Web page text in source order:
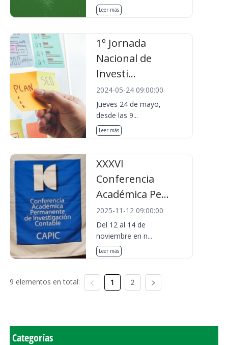
Leer más
1º Jornada
Nacional de
Investi...
2024-05-24 09:00:00
Jueves 24 de mayo,
desde las 9...
Leer más
XXXVI
Conferencia
Académica Pe...
2025-11-12 09:00:00
Del 12 al 14 de
noviembre en n...
Leer más
9 elementos en total: 1 2
Categorías